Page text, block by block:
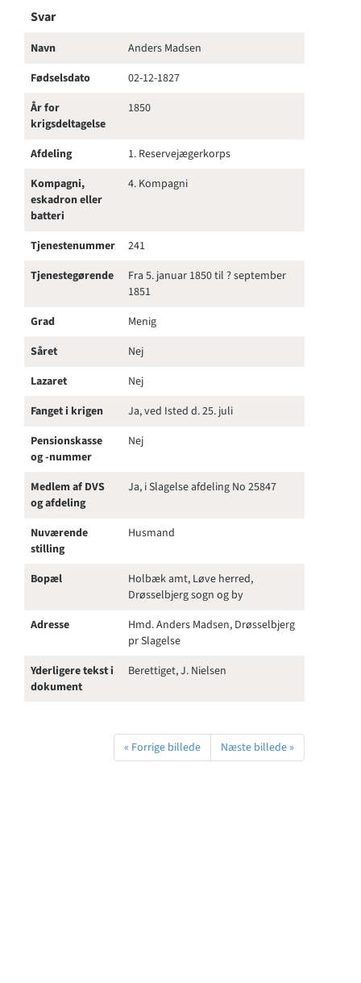
Svar
Navn
Anders Madsen
Fødselsdato
02-12-1827
År for
krigsdeltagelse
1850
Afdeling
1. Reservejægerkorps
Kompagni,
eskadron eller
batteri
4. Kompagni
Tjenestenummer
241
Tjenestegørende
Fra 5. januar 1850 til ? september
1851
Grad
Menig
Såret
Nej
Lazaret
Nej
Fanget i krigen
Ja, ved Isted d. 25. juli
Pensionskasse
og -nummer
Nej
Medlem af DVS
og afdeling
Ja, i Slagelse afdeling No 25847
Nuværende
stilling
Husmand
Bopæl
Holbæk amt, Løve herred,
Drøsselbjerg sogn og by
Adresse
Hmd. Anders Madsen, Drøsselbjerg
pr Slagelse
Yderligere tekst i
dokument
Berettiget, J. Nielsen
« Forrige billede Næste billede »